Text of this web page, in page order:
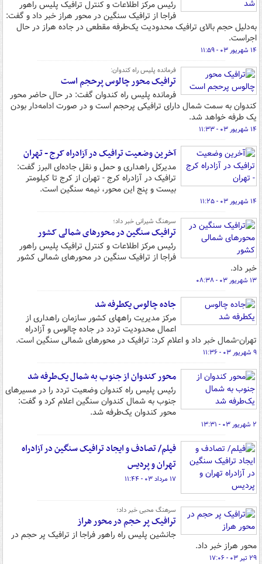
رئیس مرکز اطلاعات و کنترل ترافیک پلیس راهور
فراجا از ترافیک سنگین در محور هراز خبر داد و گفت:
به‌دلیل حجم بالای ترافیک محدودیت یک‌طرفه مقطعی در جاده هراز در حال
اجراست.
۱۴ شهریور ۰۳ - ۱۱:۵۹
فرمانده پلیس راه کندوان:
ترافیک محور چالوس پرحجم است
فرمانده پلیس راه کندوان گفت: در حال حاضر محور
کندوان به سمت شمال دارای ترافیکی پرحجم است و در صورت ادامه‌دار بودن
یک طرفه خواهد شد.
۱۴ شهریور ۰۳ - ۱۱:۳۳
آخرین وضعیت ترافیک در آزادراه کرج - تهران
مدیرکل راهداری و حمل و نقل جاده‌ای البرز گفت:
ترافیک در آزادراه کرج - تهران از کرج تا کیلومتر
بیست و پنج این محور، نیمه سنگین است.
۱۴ شهریور ۰۳ - ۱۱:۲۵
سرهنگ شیرانی خبر داد؛
ترافیک سنگین در محورهای شمالی کشور
رئیس مرکز اطلاعات و کنترل ترافیک پلیس راهور
فراجا از ترافیک سنگین در محورهای شمالی کشور
خبر داد.
۱۳ شهریور ۰۳ - ۰۸:۳۸
جاده چالوس یکطرفه شد
مرکز مدیریت راههای کشور سازمان راهداری از
اعمال محدودیت تردد در جاده چالوس و آزادراه
تهران-شمال خبر داد و اعلام کرد:‌ ترافیک در محورهای شمالی سنگین است.
۹ شهریور ۰۳ - ۱۱:۳۶
محور کندوان از جنوب به شمال یک‌طرفه شد
رئیس پلیس راه کندوان وضعیت تردد را در مسیرهای
جنوب به شمال کندوان سنگین اعلام کرد و گفت:
محور کندوان یک‌طرفه شد.
۲ شهریور ۰۳ - ۱۳:۳۱
فیلم/ تصادف و ایجاد ترافیک سنگین در آزادراه
تهران و پردیس
۱۷ مرداد ۰۳ - ۱۱:۴۴
سرهنگ محبی خبر داد؛
ترافیک پر حجم در محور هراز
جانشین پلیس راه راهور فراجا از ترافیک پر حجم در
محور هراز خبر داد.
۲۹ تیر ۰۳ - ۱۷:۰۶